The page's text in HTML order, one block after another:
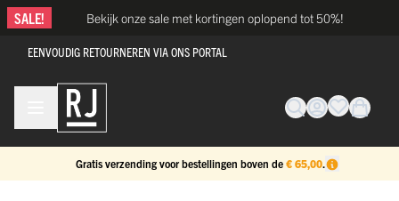
Ga naar de inhoud
SALE! Bekijk onze sale met kortingen oplopend tot 50%!
EENVOUDIG RETOURNEREN VIA ONS PORTAL
Gratis verzending voor bestellingen boven de € 65,00.